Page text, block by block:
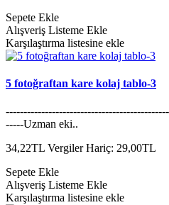
Sepete Ekle
Alışveriş Listeme Ekle
Karşılaştırma listesine ekle
5 fotoğraftan kare kolaj tablo-3
-----Uzman eki..
34,22TL Vergiler Hariç: 29,00TL
Sepete Ekle
Alışveriş Listeme Ekle
Karşılaştırma listesine ekle